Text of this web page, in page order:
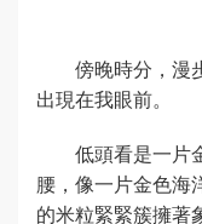
傍晚時分，漫
出現在我眼前。
低頭看是一片
腰，像一片金色海
的米粒緊緊簇擁著